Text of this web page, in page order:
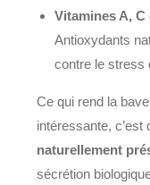
Vitamines A, C
Antioxydants
contre le stress
Ce qui rend la
intéressante, c’est
naturellement
sécrétion